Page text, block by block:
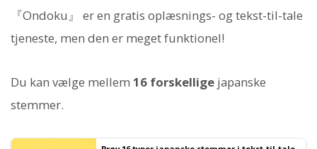
『Ondoku』 er en gratis oplæsnings- og tekst-til-tale
tjeneste, men den er meget funktionel!
Du kan vælge mellem 16 forskellige japanske
stemmer.